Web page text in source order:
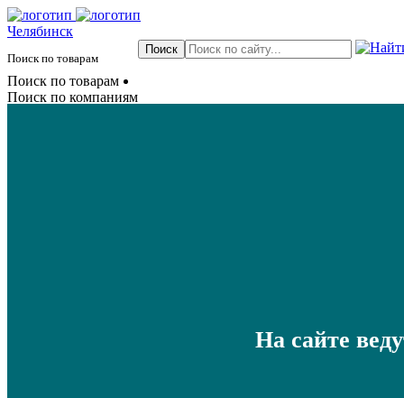
Челябинск
Поиск по товарам
Поиск по товарам
Поиск по компаниям
На сайте